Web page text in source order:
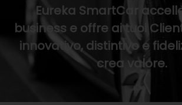
Eureka SmartCar
business e offre ai tuoi
innovativo, distintivo e
crea valore.